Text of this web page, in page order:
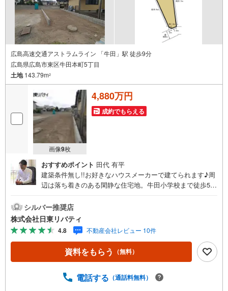
広島高速交通アストラムライン 「牛田」駅 徒歩9分
広島県広島市東区牛田本町5丁目
土地143.79m2
画像9枚
4,880万円
成約でもらえる
おすすめポイント 田代 有平
建築条件無し!!お好きなハウスメーカーで建てられます♪周
辺は落ち着きのある閑静な住宅地。牛田小学校まで徒歩5分
リバティへ!!チラシやネット広告に載っていない物件もご紹
介できます。広島市内はもちろん廿日市から呉・東広島ま
で6000物件の豊富な情報量!!「実際に自分自身が住む家を
見て納得して買いたい」広告では分かり難い物件の長所や
短所を現地でご確認できます。お気軽にお問い合わせ下さ
い。TV電話やLINE等でオンライン案内も可能です。お気軽
をモットーに、創業以来多くのお客様に信頼と信用を頂
シルバー推奨店
株式会社日東リバティ
4.8 不動産会社レビュー 10件
資料をもらう （無料）
電話する （通話料無料）